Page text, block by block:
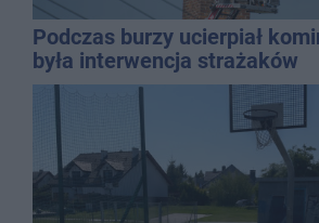
Podczas burzy ucierpiał
była interwencja strażaków